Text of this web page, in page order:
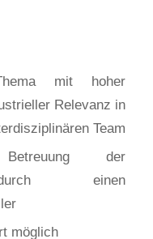
mit hoher
Relevanz in
Team
der
durch einen
möglich